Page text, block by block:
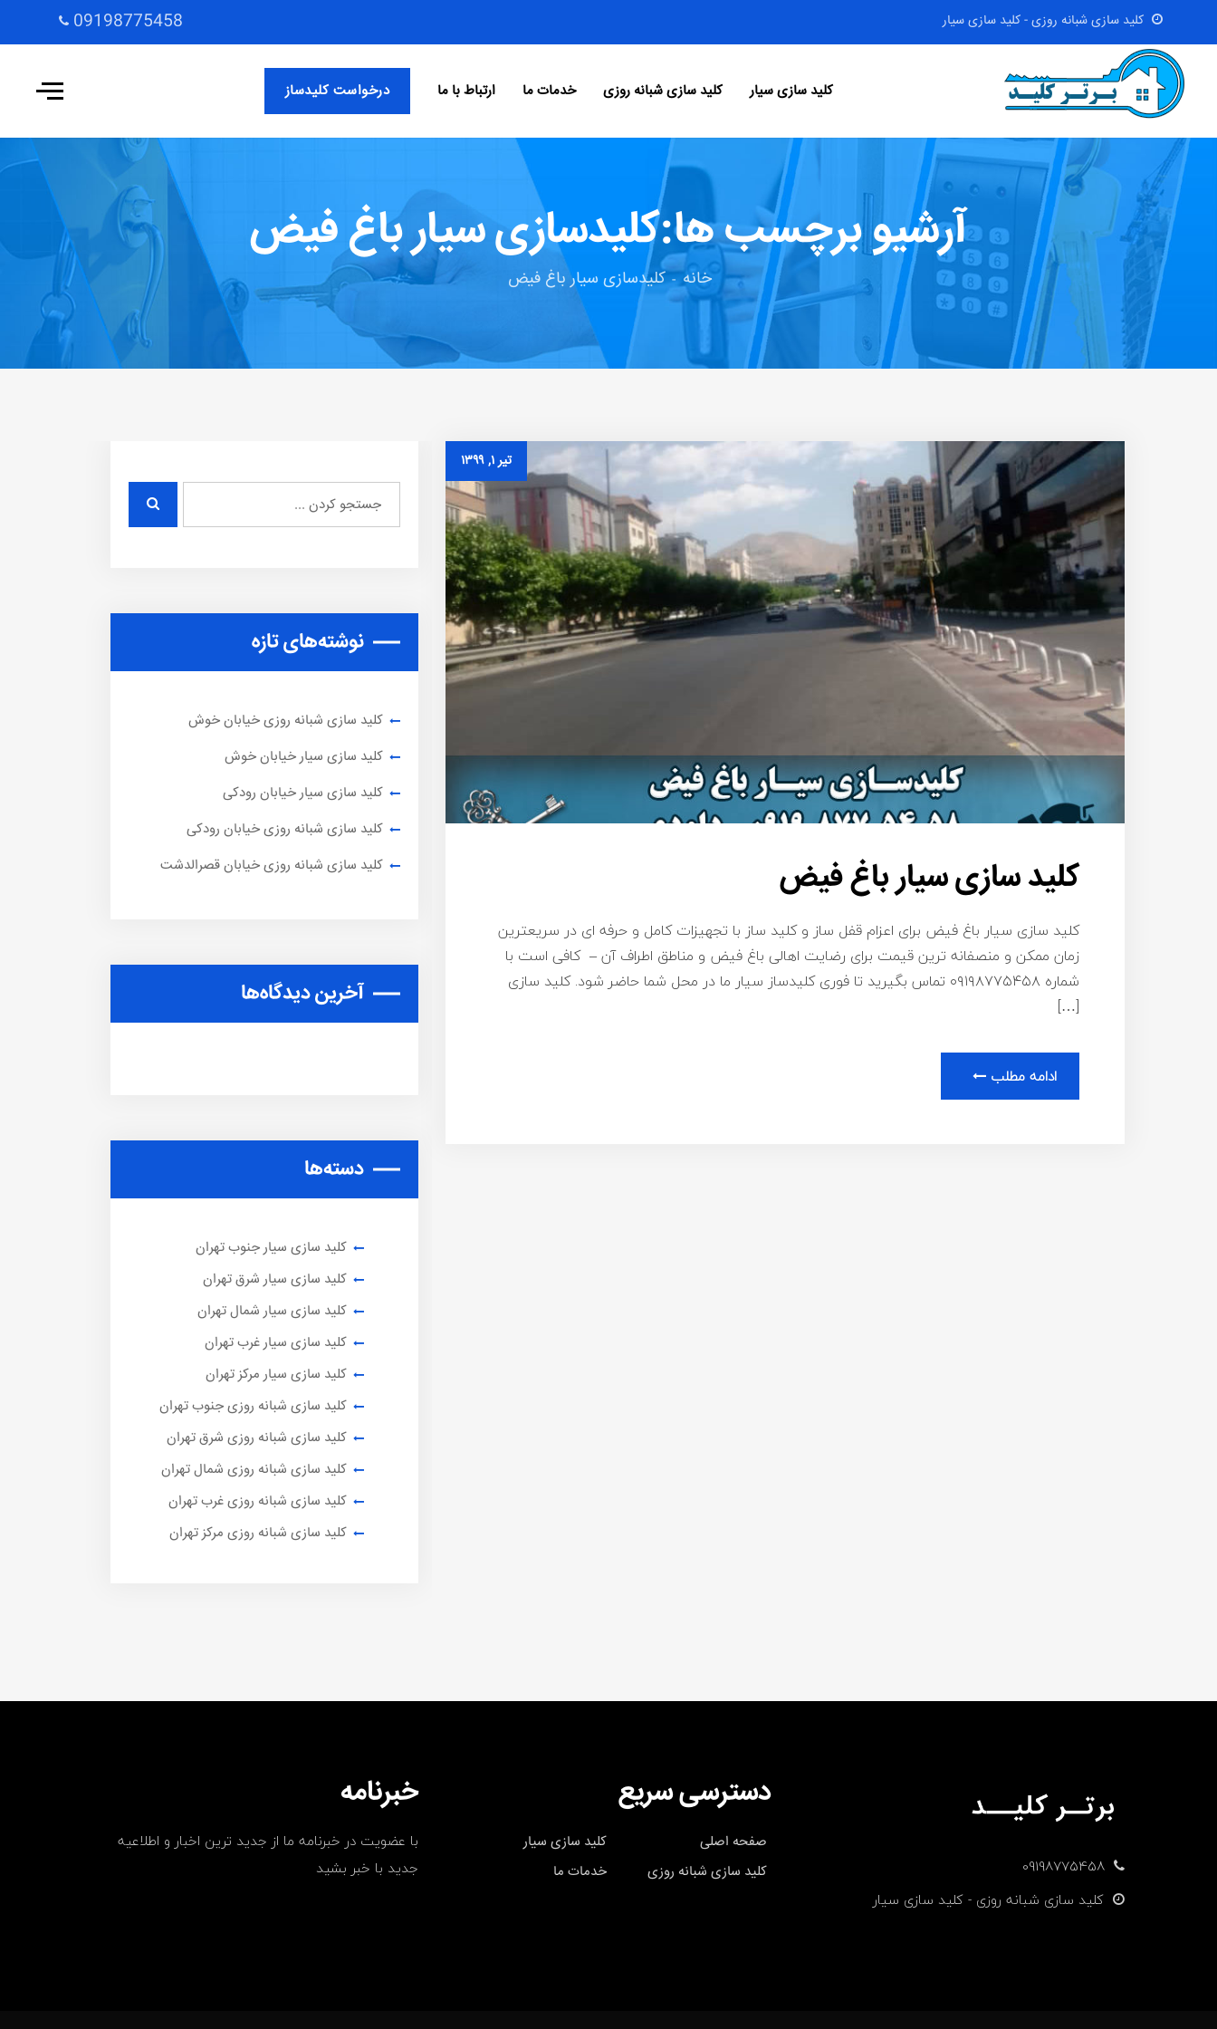
کلید سازی شبانه روزی - کلید سازی سیار 09198775458
کلید سازی سیار کلید سازی شبانه روزی خدمات ما ارتباط با ما درخواست کلیدساز
آرشیو برچسب ها:کلیدسازی سیار باغ فیض
خانه کلیدسازی سیار باغ فیض
تیر ۱, ۱۳۹۹
کلید سازی سیار باغ فیض
کلید سازی سیار باغ فیض برای اعزام قفل ساز و کلید ساز با تجهیزات کامل و حرفه ای در سریعترین
زمان ممکن و منصفانه ترین قیمت برای رضایت اهالی باغ فیض و مناطق اطراف آن – کافی است با
شماره ۰۹۱۹۸۷۷۵۴۵۸ تماس بگیرید تا فوری کلیدساز سیار ما در محل شما حاضر شود. کلید سازی
[…]
ادامه مطلب
نوشته‌های تازه
کلید سازی شبانه روزی خیابان خوش
کلید سازی سیار خیابان خوش
کلید سازی سیار خیابان رودکی
کلید سازی شبانه روزی خیابان رودکی
کلید سازی شبانه روزی خیابان قصرالدشت
آخرین دیدگاه‌ها
دسته‌ها
کلید سازی سیار جنوب تهران
کلید سازی سیار شرق تهران
کلید سازی سیار شمال تهران
کلید سازی سیار غرب تهران
کلید سازی سیار مرکز تهران
کلید سازی شبانه روزی جنوب تهران
کلید سازی شبانه روزی شرق تهران
کلید سازی شبانه روزی شمال تهران
کلید سازی شبانه روزی غرب تهران
کلید سازی شبانه روزی مرکز تهران
09198775458
کلید سازی شبانه روزی - کلید سازی سیار
دسترسی سریع
صفحه اصلی
کلید سازی سیار
کلید سازی شبانه روزی
خدمات ما
خبرنامه
با عضویت در خبرنامه ما از جدید ترین اخبار و اطلاعیه
جدید با خبر بشید